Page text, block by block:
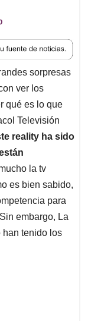
sorpresas
ver los
qué es lo que
Televisión
reality ha sido
la tv
es bien sabido,
para
embargo, La
han tenido los